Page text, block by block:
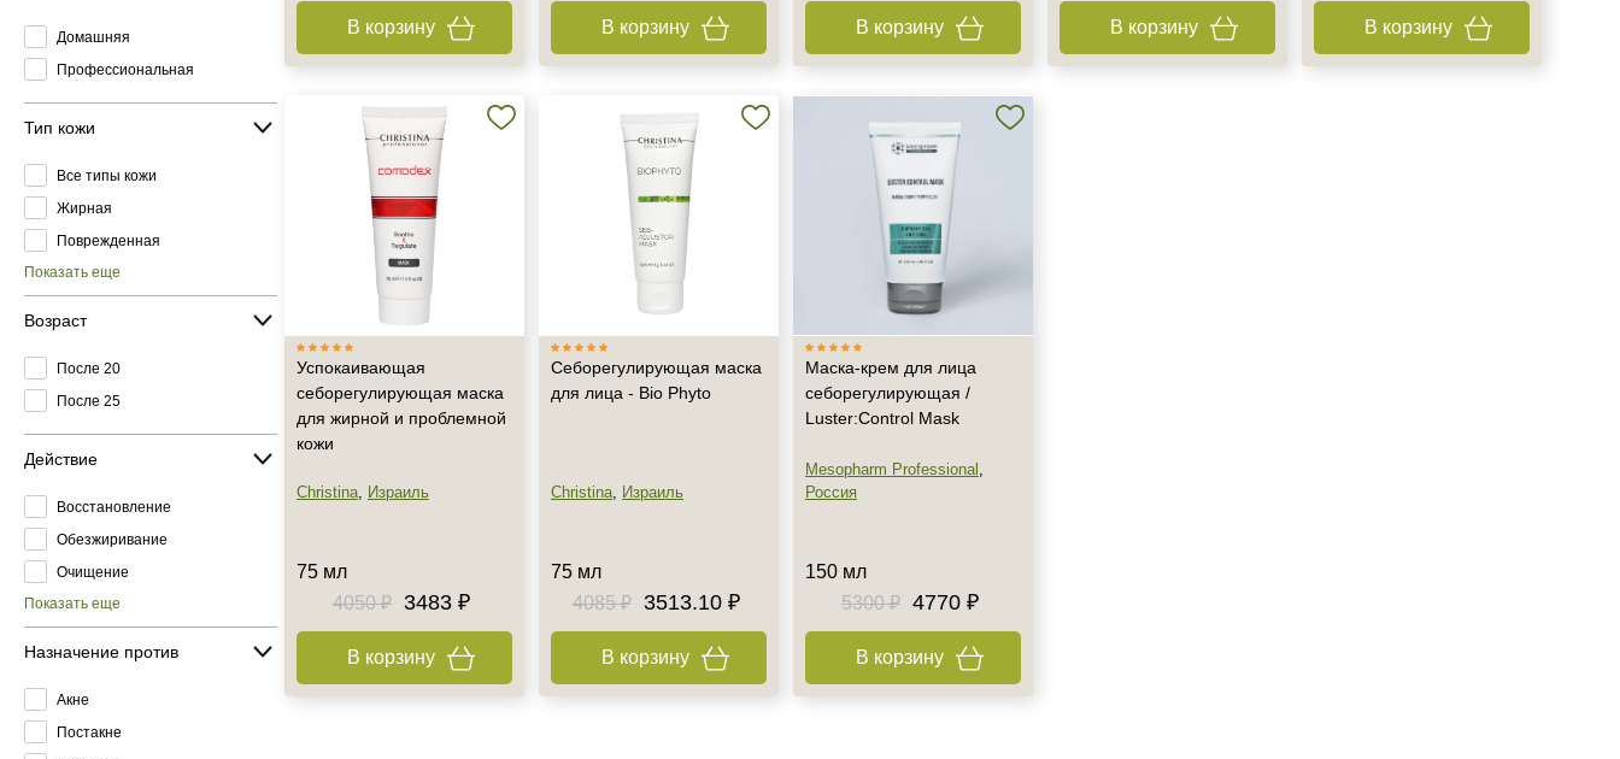
Домашняя
Профессиональная
Тип кожи
Все типы кожи
Жирная
Поврежденная
Показать еще
Возраст
После 20
После 25
Действие
Восстановление
Обезжиривание
Очищение
Показать еще
Назначение против
Акне
Постакне
В корзину В корзину В корзину В корзину В корзину
Успокаивающая
себорегулирующая маска
для жирной и проблемной
кожи
Christina, Израиль
75 мл
4050 ₽
3483 ₽
В корзину
Себорегулирующая маска
для лица - Bio Phyto
Christina, Израиль
75 мл
4085 ₽
3513.10 ₽
В корзину
Маска-крем для лица
себорегулирующая /
Luster:Control Mask
Mesopharm Professional ,
Россия
150 мл
5300 ₽ 4770 ₽
В корзину